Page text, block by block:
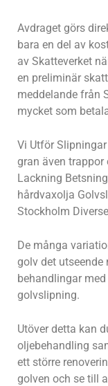
Avdraget görs
bara en del av
av Skatteverket
en preliminär
meddelande från
mycket som
Vi Utför
gran även trappor
Lackning
hårdvaxolja
Stockholm
De många
golv det utseende
behandlingar
golvslipning.
Utöver detta kan
oljebehandling
ett större
golven och se till